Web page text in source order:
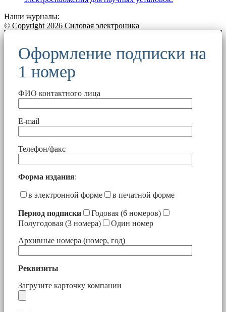
Наши журналы:
© Copyright 2026 Силовая электроника
Оформление подписки на
1 номер
ФИО контактного лица
E-mail
Телефон/факс
Форма издания:
в электронной форме в печатной форме
Период подписки
Годовая (6 номеров)
Полугодовая (3 номера)
Один номер
Архивные номера (номер, год)
Реквизиты
Загрузите карточку компании